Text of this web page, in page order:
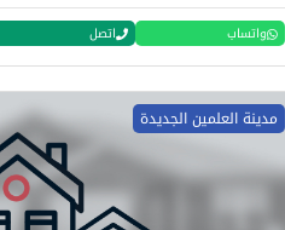
واتساب اتصل
مدينة العلمين الجديدة